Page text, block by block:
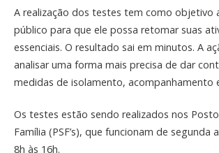
A realização dos testes tem como objetivo
público para que ele possa retomar suas
essenciais. O resultado sai em minutos. A
analisar uma forma mais precisa de dar
medidas de isolamento, acompanhamento
Os testes estão sendo realizados nos
Família (PSF’s), que funcionam de segunda
8h às 16h.